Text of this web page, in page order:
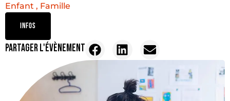
Enfant , Famille
INFOS
PARTAGER L'ÉVÈNEMENT